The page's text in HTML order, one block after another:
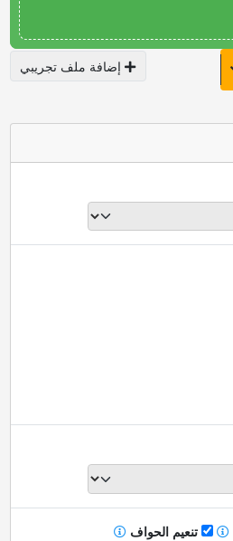
إضافة ملف تجريبي
تنعيم الحواف